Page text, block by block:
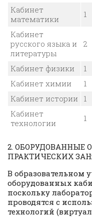
Кабинет
математики
1
Кабинет
русского языка и
литературы
2
Кабинет физики 1
Кабинет химии
1
Кабинет истории
1
Кабинет
технологии
1
2. ОБОРУДОВАННЫЕ
ПРАКТИЧЕСКИХ
В образовательном
оборудованных
поскольку
проводятся с
технологий